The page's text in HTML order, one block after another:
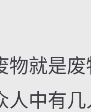
就是废
人中有